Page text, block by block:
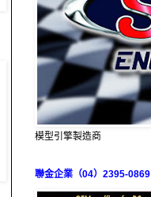
模型引擎製造商
聯金企業（04）2395-0869